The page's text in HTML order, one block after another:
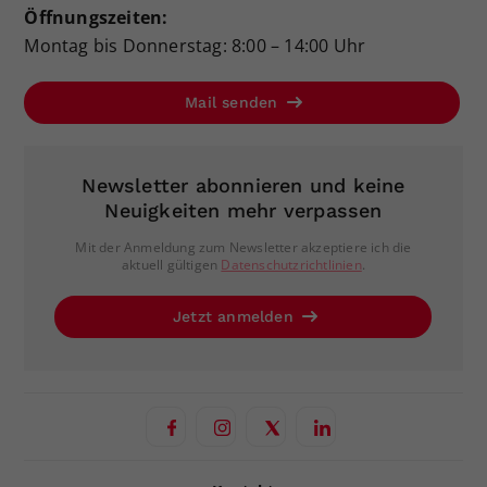
Öffnungszeiten:
Montag bis Donnerstag: 8:00 – 14:00 Uhr
Mail senden
Newsletter abonnieren und keine
Neuigkeiten mehr verpassen
Mit der Anmeldung zum Newsletter akzeptiere ich die
aktuell gültigen Datenschutzrichtlinien.
Jetzt anmelden